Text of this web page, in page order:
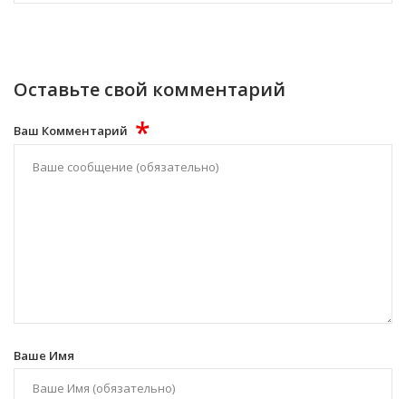
Оставьте свой комментарий
Ваш Комментарий *
Ваше Имя